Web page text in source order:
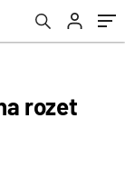
rozet